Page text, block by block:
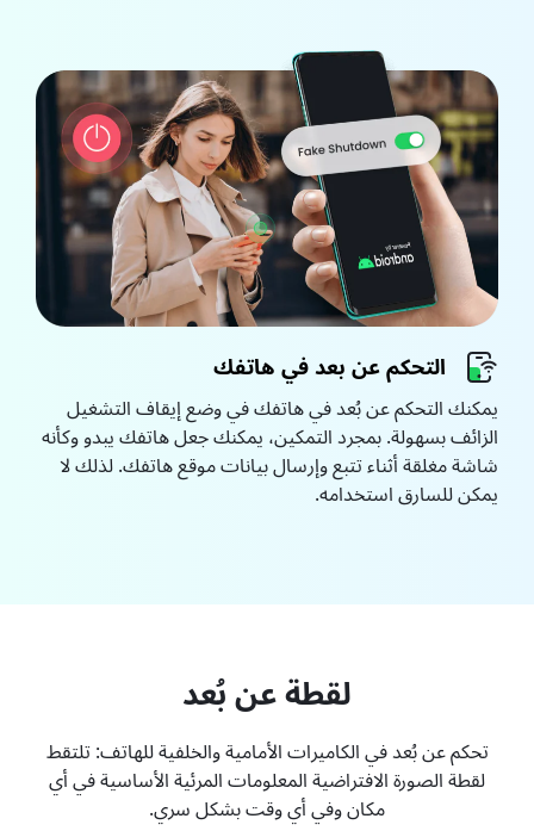
التحكم عن بعد في هاتفك
يمكنك التحكم عن بُعد في هاتفك في وضع إيقاف التشغيل
الزائف بسهولة. بمجرد التمكين، يمكنك جعل هاتفك يبدو وكأنه
شاشة مغلقة أثناء تتبع وإرسال بيانات موقع هاتفك. لذلك لا
يمكن للسارق استخدامه.
لقطة عن بُعد
تحكم عن بُعد في الكاميرات الأمامية والخلفية للهاتف: تلتقط
لقطة الصورة الافتراضية المعلومات المرئية الأساسية في أي
مكان وفي أي وقت بشكل سري.